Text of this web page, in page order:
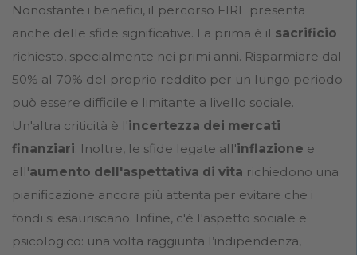
Nonostante i benefici, il percorso FIRE presenta
anche delle sfide significative. La prima è il sacrificio
richiesto, specialmente nei primi anni. Risparmiare dal
50% al 70% del proprio reddito per un lungo periodo
può essere difficile e limitante a livello sociale.
Un'altra criticità è l'incertezza dei mercati
finanziari. Inoltre, le sfide legate all'inflazione e
all'aumento dell'aspettativa di vita richiedono una
pianificazione ancora più attenta per evitare che i
fondi si esauriscano. Infine, c'è l'aspetto sociale e
psicologico: una volta raggiunta l’indipendenza,